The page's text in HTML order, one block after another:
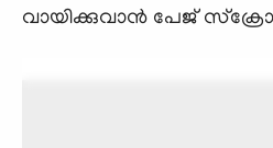
വായിക്കുവാന്‍ പേജ്